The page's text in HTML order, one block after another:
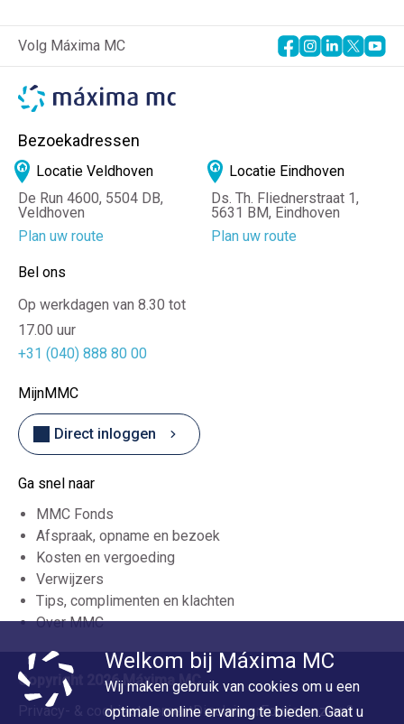
Bel ons
Op werkdagen van 8.30 tot
17.00 uur
+31 (040) 888 80 00
Bezoekadressen
Locatie Veldhoven
De Run 4600, 5504 DB,
Veldhoven
Plan uw route
Locatie Eindhoven
Ds. Th. Fliednerstraat 1,
5631 BM, Eindhoven
Plan uw route
Volg Máxima MC
Ga snel naar
MMC Fonds
Afspraak, opname en bezoek
Kosten en vergoeding
Verwijzers
Tips, complimenten en klachten
Over MMC
MijnMMC
Direct inloggen
Privacy- & cookiestatementDisclaimerFoutje gezien?
Copyright 2026 Máxima MC
Welkom bij Máxima MC
Wij maken gebruik van cookies om u een
optimale online ervaring te bieden. Gaat u